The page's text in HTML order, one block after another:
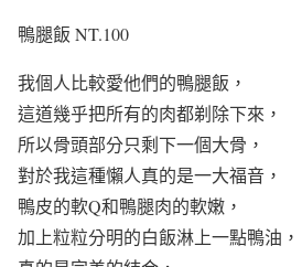
鴨腿飯 NT.100
我個人比較愛他們的鴨腿飯，
這道幾乎把所有的肉都剃除下來，
所以骨頭部分只剩下一個大骨，
對於我這種懶人真的是一大福音，
鴨皮的軟Q和鴨腿肉的軟嫩，
加上粒粒分明的白飯淋上一點鴨油，